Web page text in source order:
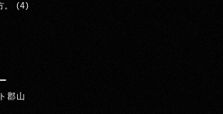
(4)
郡山